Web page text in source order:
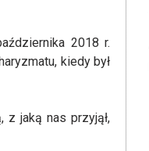
2018 r.
kiedy był
z jaką nas przyjął,